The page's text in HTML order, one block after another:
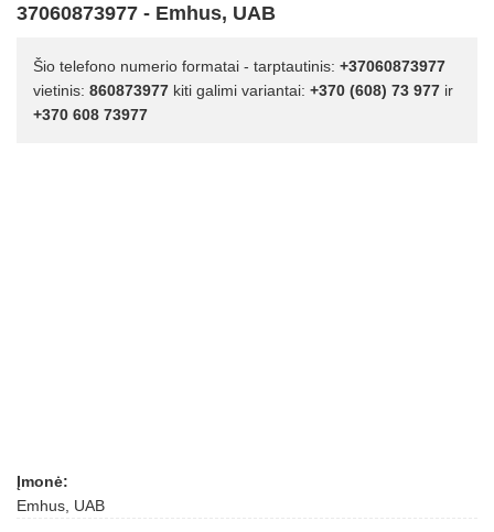
37060873977 - Emhus, UAB
Šio telefono numerio formatai - tarptautinis: +37060873977
vietinis: 860873977 kiti galimi variantai: +370 (608) 73 977 ir
+370 608 73977
Įmonė:
Emhus, UAB